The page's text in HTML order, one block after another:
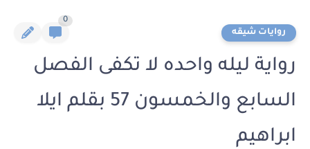
روايات شيقه
0
رواية ليله واحده لا تكفى الفصل
السابع والخمسون 57 بقلم ايلا
ابراهيم